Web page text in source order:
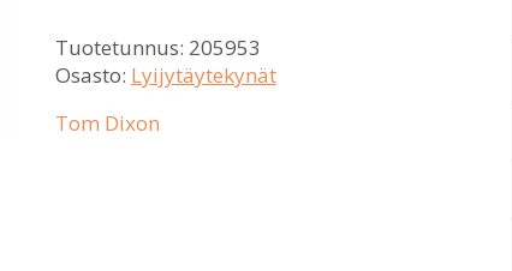
Tuotetunnus: 205953
Osasto: Lyijytäytekynät
Tom Dixon